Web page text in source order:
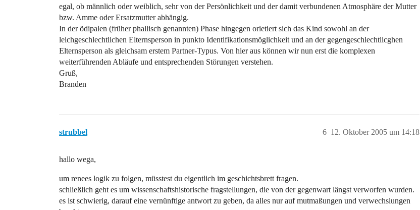
egal, ob männlich oder weiblich, sehr von der Persönlichkeit und der damit verbundenen Atmosphäre der Mutter
bzw. Amme oder Ersatzmutter abhängig.
In der ödipalen (früher phallisch genannten) Phase hingegen orietiert sich das Kind sowohl an der
leichgeschlechtlichen Elternsperson in punkto Identifikationsmöglichkeit und an der gegengeschlechtlicghen
Elternsperson als gleichsam erstem Partner-Typus. Von hier aus können wir nun erst die komplexen
weiterführenden Abläufe und entsprechenden Störungen verstehen.
Gruß,
Branden
strubbel 12. Oktober 2005 um 14:18
6
hallo wega,
um renees logik zu folgen, müsstest du eigentlich im geschichtsbrett fragen.
schließlich geht es um wissenschaftshistorische fragstellungen, die von der gegenwart längst verworfen wurden.
es ist schwierig, darauf eine vernünftige antwort zu geben, da alles nur auf mutmaßungen und verwechslungen